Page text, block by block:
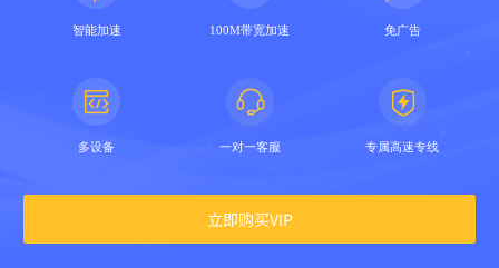
智能加速 100M带宽加速 免广告
多设备 一对一客服 专属高速专线
立即购买VIP